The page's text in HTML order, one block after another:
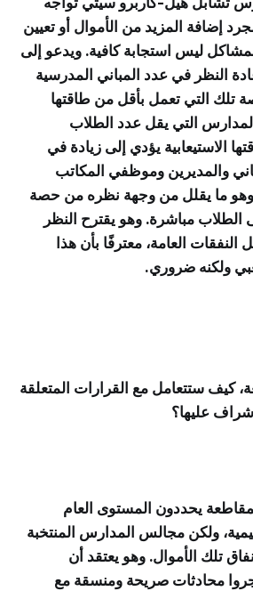
إضافة المزيد من الأموال أو تعيين
ليس استجابة كافية. ويدعو إلى
النظر في عدد المباني المدرسية
تلك التي تعمل بأقل من طاقتها
التي يقل عدد الطلاب
الاستيعابية يؤدي إلى زيادة في
والمديرين وموظفي المكاتب
وهو ما يقلل من وجهة نظره من حصة
الطلاب مباشرة. وهو يقترح النظر
النفقات العامة، معترفًا بأن هذا
ولكنه ضروري.
كيف ستتعامل مع القرارات المتعلقة
عليها؟
يحددون المستوى العام
ولكن مجالس المدارس المنتخبة
تلك الأموال. وهو يعتقد أن
محادثات صريحة ومنسقة مع